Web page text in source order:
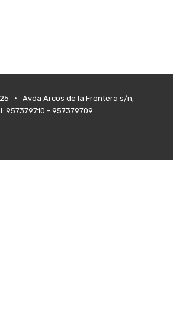
• Avda Arcos de la Frontera s/n,
- 957379709